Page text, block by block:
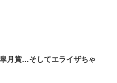
月賞…そしてエライザちゃ